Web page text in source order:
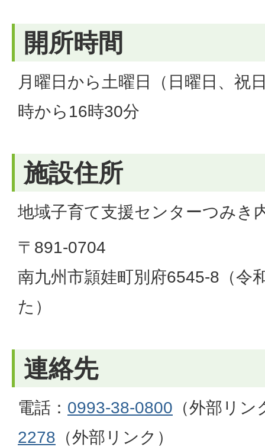
開所時間
月曜日から土曜日（日曜日、祝
時から16時30分
施設住所
地域子育て支援センターつみき
〒891-0704
南九州市頴娃町別府6545-8（令
た）
連絡先
電話： 0993-38-0800 （外部リン
2278 （外部リンク）